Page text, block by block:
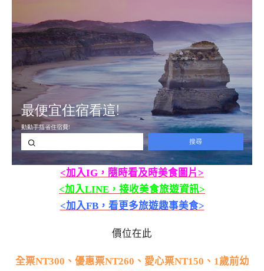
<加入IG，隨時看及時美食圖片>
<加入LINE，接收美食旅遊資訊>
<加入FB，看更多旅遊趣事美食>
價位在此
全票NT300、優惠票NT260、愛心票NT150、1歲前幼